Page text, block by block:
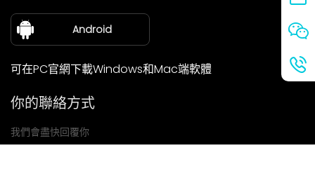
關於我們
Android
可在PC官網下載Windows和Mac端軟體
你的聯絡方式
我們會盡快回覆你